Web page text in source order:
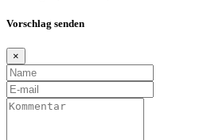
Vorschlag senden
×